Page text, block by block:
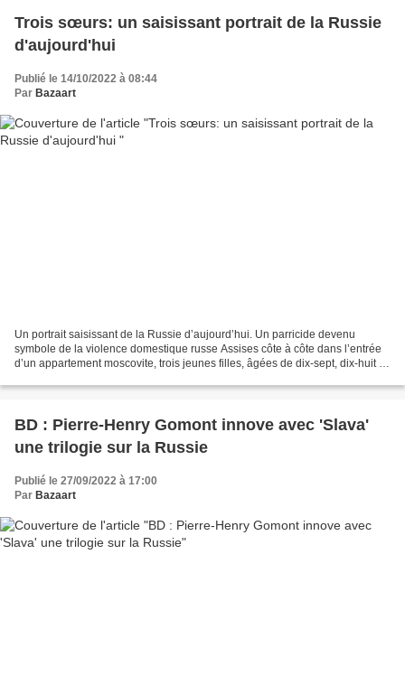
Trois sœurs: un saisissant portrait de la Russie
d'aujourd'hui
Publié le 14/10/2022 à 08:44
Par Bazaart
Un portrait saisissant de la Russie d’aujourd’hui. Un parricide devenu
symbole de la violence domestique russe Assises côte à côte dans l’entrée
d’un appartement moscovite, trois jeunes filles, âgées de dix-sept, dix-huit et
BD : Pierre-Henry Gomont innove avec 'Slava'
une trilogie sur la Russie
Publié le 27/09/2022 à 17:00
Par Bazaart